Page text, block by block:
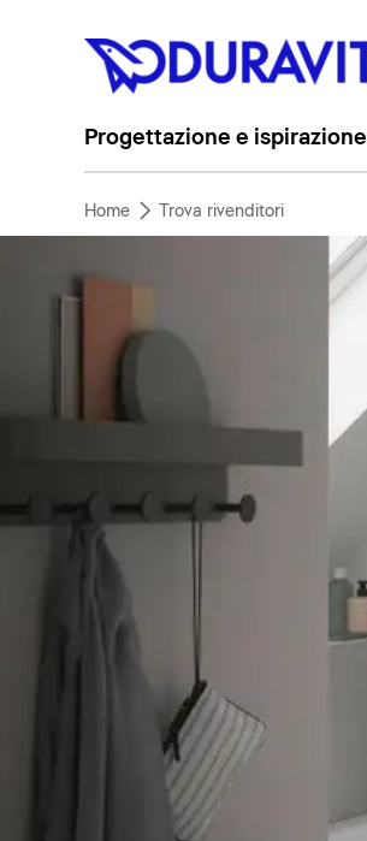
Progettazione e ispirazione
Home Trova rivenditori